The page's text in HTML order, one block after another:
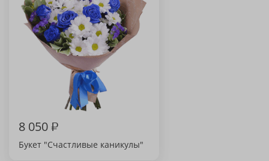
8 050₽
Букет "Счастливые каникулы"